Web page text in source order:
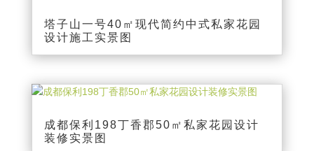
塔子山一号40㎡现代简约中式私家花园
设计施工实景图
成都保利198丁香郡50㎡私家花园设计
装修实景图